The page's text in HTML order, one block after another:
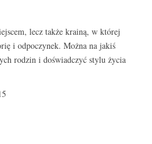
lecz także krainą, w której
i odpoczynek. Można na jakiś
rodzin i doświadczyć stylu życia